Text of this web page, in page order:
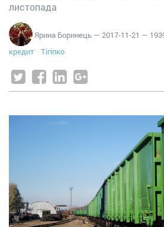
листопада
Ярина Боринець — 2017-11-21 —
кредит
Тігіпко